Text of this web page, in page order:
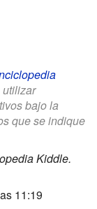
bajo la
que se indique
Kiddle.
11:19